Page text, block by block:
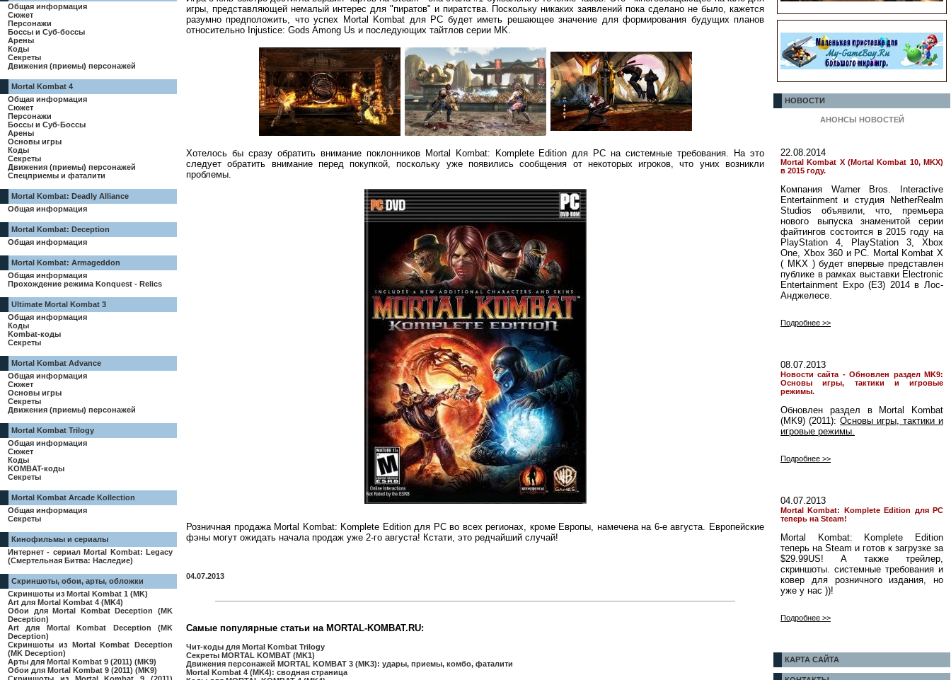
Общая информация
Сюжет
Персонажи
Боссы и Суб-боссы
Арены
Коды
Секреты
Движения (приемы) персонажей
Mortal Kombat 4
Общая информация
Сюжет
Персонажи
Боссы и Суб-Боссы
Арены
Основы игры
Коды
Секреты
Движения (приемы) персонажей
Спецприемы и фаталити
Mortal Kombat: Deadly Alliance
Общая информация
Mortal Kombat: Deception
Общая информация
Mortal Kombat: Armageddon
Общая информация
Прохождение режима Konquest - Relics
Ultimate Mortal Kombat 3
Общая информация
Коды
Kombat-коды
Секреты
Mortal Kombat Advance
Общая информация
Сюжет
Основы игры
Секреты
Движения (приемы) персонажей
Mortal Kombat Trilogy
Общая информация
Сюжет
Коды
KOMBAT-коды
Секреты
Mortal Kombat Arcade Kollection
Общая информация
Секреты
Кинофильмы и сериалы
Интернет - сериал Mortal Kombat: Legacy
(Смертельная Битва: Наследие)
Скриншоты, обои, арты, обложки
Скриншоты из Mortal Kombat 1 (MK)
Art для Mortal Kombat 4 (MK4)
Обои для Mortal Kombat Deception (MK
Deception)
Art для Mortal Kombat Deception (MK
Deception)
Скриншоты из Mortal Kombat Deception
(MK Deception)
Арты для Mortal Kombat 9 (2011) (MK9)
Обои для Mortal Kombat 9 (2011) (MK9)
игры, представляющей немалый интерес для "пиратов" и пиратства. Поскольку никаких заявлений пока сделано не было, кажется
разумно предположить, что успех Mortal Kombat для PC будет иметь решающее значение для формирования будущих планов
относительно Injustice: Gods Among Us и последующих тайтлов серии MK.
Хотелось бы сразу обратить внимание поклонников Mortal Kombat: Komplete Edition для PC на системные требования. На это
следует обратить внимание перед покупкой, поскольку уже появились сообщения от некоторых игроков, что уних возникли
проблемы.
Розничная продажа Mortal Kombat: Komplete Edition для PC во всех регионах, кроме Европы, намечена на 6-е августа. Европейские
фэны могут ожидать начала продаж уже 2-го августа! Кстати, это редчайший случай!
04.07.2013
Самые популярные статьи на MORTAL-KOMBAT.RU:
Чит-коды для Mortal Kombat Trilogy
Секреты MORTAL KOMBAT (MK1)
Движения персонажей MORTAL KOMBAT 3 (MK3): удары, приемы, комбо, фаталити
Mortal Kombat 4 (MK4): сводная страница
НОВОСТИ
АНОНСЫ НОВОСТЕЙ
22.08.2014
Mortal Kombat X (Mortal Kombat 10, MKX)
в 2015 году.
Компания Warner Bros. Interactive
Entertainment и студия NetherRealm
Studios объявили, что, премьера
нового выпуска знаменитой серии
файтингов состоится в 2015 году на
PlayStation 4, PlayStation 3, Xbox
One, Xbox 360 и PC. Mortal Kombat X
( MKX ) будет впервые представлен
публике в рамках выставки Electronic
Entertainment Expo (E3) 2014 в Лос-
Анджелесе.
Подробнее >>
08.07.2013
Новости сайта - Обновлен раздел MK9:
Основы игры, тактики и игровые
режимы.
Обновлен раздел в Mortal Kombat
(MK9) (2011): Основы игры, тактики и
игровые режимы.
Подробнее >>
04.07.2013
Mortal Kombat: Komplete Edition для PC
теперь на Steam!
Mortal Kombat: Komplete Edition
теперь на Steam и готов к загрузке за
$29.99US! А также трейлер,
скриншоты. системные требования и
ковер для розничного издания, но
уже у нас ))!
Подробнее >>
КАРТА САЙТА